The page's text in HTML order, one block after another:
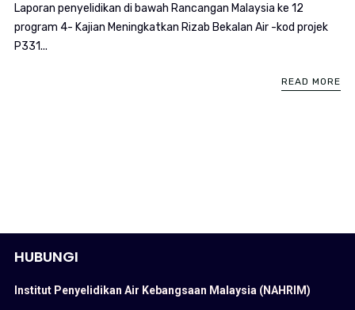
Laporan penyelidikan di bawah Rancangan Malaysia ke 12
program 4- Kajian Meningkatkan Rizab Bekalan Air -kod projek
P331...
READ MORE
HUBUNGI
Institut Penyelidikan Air Kebangsaan Malaysia (NAHRIM)